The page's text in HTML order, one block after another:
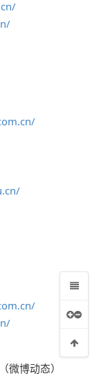
（微博动态）